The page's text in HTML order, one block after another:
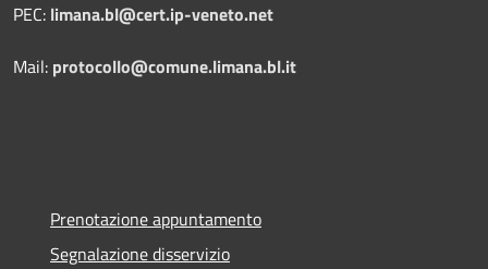
PEC: limana.bl@cert.ip-veneto.net
Mail: protocollo@comune.limana.bl.it
Prenotazione appuntamento
Segnalazione disservizio